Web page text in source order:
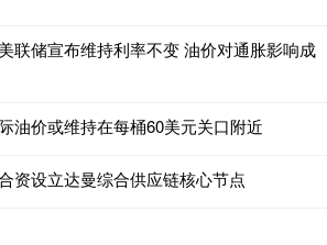
联储宣布维持利率不变 油价对通胀影响成
油价或维持在每桶60美元关口附近
资设立达曼综合供应链核心节点